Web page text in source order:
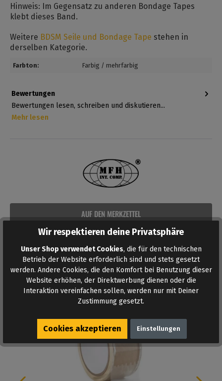
AUF DEN MERKZETTEL
Hinweis: Im Gegensatz zu anderen Bondage Tapes
klebt dieses Band.
Weitere BDSM Seile und Bondage Tape stehen in
derselben Kategorie.
Farbton: Farbig / mehrfarbig
Bewertungen
Bewertungen lesen, schreiben und diskutieren...
Mehr lesen
Ähnliche Produkte
Wir respektieren deine Privatsphäre
Unser Shop verwendet Cookies, die für den technischen
Betrieb der Website erforderlich sind und stets gesetzt
werden. Andere Cookies, die den Komfort bei Benutzung dieser
Website erhöhen, der Direktwerbung dienen oder die
Interaktion vereinfachen sollen, werden nur mit Deiner
Zustimmung gesetzt.
Cookies akzeptieren Einstellungen